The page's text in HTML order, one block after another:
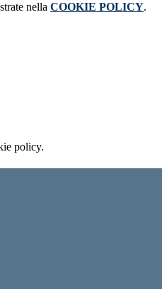
nella COOKIE POLICY.
policy.